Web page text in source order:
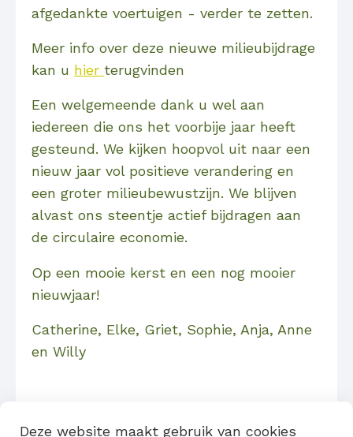
Deze website maakt gebruik van cookies
afgedankte voertuigen - verder te zetten.
Meer info over deze nieuwe milieubijdrage
kan u hier terugvinden
Een welgemeende dank u wel aan
iedereen die ons het voorbije jaar heeft
gesteund. We kijken hoopvol uit naar een
nieuw jaar vol positieve verandering en
een groter milieubewustzijn. We blijven
alvast ons steentje actief bijdragen aan
de circulaire economie.
Op een mooie kerst en een nog mooier
nieuwjaar!
Catherine, Elke, Griet, Sophie, Anja, Anne
en Willy